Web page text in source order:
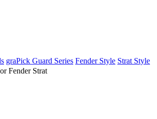
graPick Guard Series Fender Style Strat Style
Fender Strat